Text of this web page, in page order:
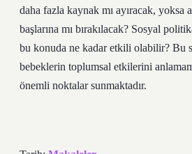
daha fazla kaynak mı ayıracak, yoksa
başlarına mı bırakılacak? Sosyal
bu konuda ne kadar etkili olabilir? Bu
bebeklerin toplumsal etkilerini
önemli noktalar sunmaktadır.